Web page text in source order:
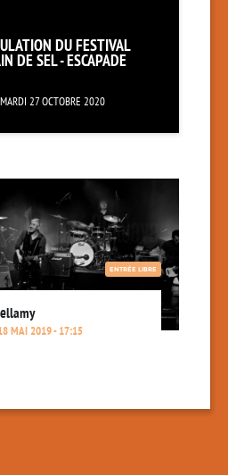
DU FESTIVAL
DE SEL - ESCAPADE
MARDI 27 OCTOBRE 2020
ENTRÉE LIBRE
MAI 2019 - 17:15